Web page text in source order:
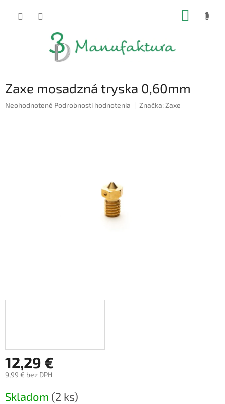
Zaxe mosadzná tryska 0,60mm
Priemerné
Neohodnotené Podrobnosti hodnotenia Značka:Zaxe
12,29 €
9,99 € bez DPH
cena:
Skladom (2 ks)